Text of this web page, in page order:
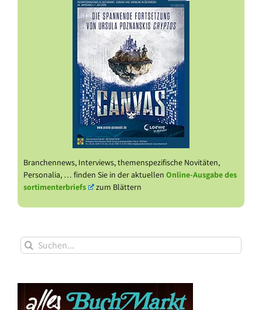
Branchennews, Interviews, themenspezifische Novitäten,
Personalia, … finden Sie in der aktuellen Online-Ausgabe des
sortimenterbriefs
zum Blättern
Suche
nach: